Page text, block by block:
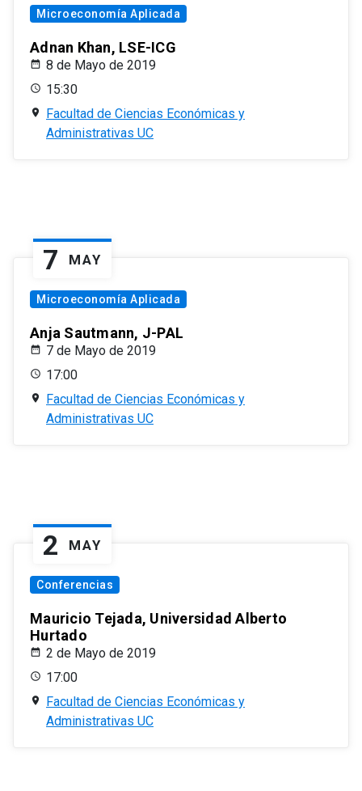
Microeconomía Aplicada
Adnan Khan, LSE-ICG
8 de Mayo de 2019
15:30
Facultad de Ciencias Económicas y
Administrativas UC
7 MAY
Microeconomía Aplicada
Anja Sautmann, J-PAL
7 de Mayo de 2019
17:00
Facultad de Ciencias Económicas y
Administrativas UC
2 MAY
Conferencias
Mauricio Tejada, Universidad Alberto
Hurtado
2 de Mayo de 2019
17:00
Facultad de Ciencias Económicas y
Administrativas UC